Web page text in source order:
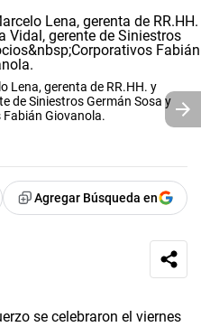
Lena, gerenta de RR.HH. y
de Siniestros Germán Sosa y
Giovanola.
Agregar Búsqueda en
se celebraron el viernes